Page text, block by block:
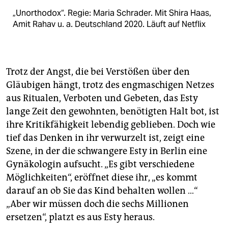
„Unorthodox“. Regie: Maria Schrader. Mit Shira Haas,
Amit Rahav u. a. Deutschland 2020. Läuft auf Netflix
Trotz der Angst, die bei Verstößen über den
Gläubigen hängt, trotz des engmaschigen Netzes
aus Ritualen, Verboten und Gebeten, das Esty
lange Zeit den gewohnten, benötigten Halt bot, ist
ihre Kritikfähigkeit lebendig geblieben. Doch wie
tief das Denken in ihr verwurzelt ist, zeigt eine
Szene, in der die schwangere Esty in Berlin eine
Gynäkologin aufsucht. „Es gibt verschiedene
Möglichkeiten“, eröffnet diese ihr, „es kommt
darauf an ob Sie das Kind behalten wollen …“
„Aber wir müssen doch die sechs Millionen
ersetzen“, platzt es aus Esty heraus.